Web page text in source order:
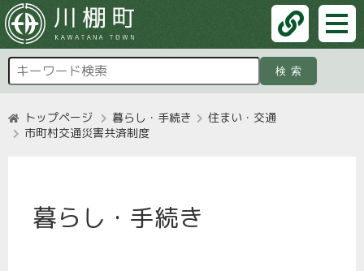
検索
トップページ 暮らし・手続き
住まい・交通
市町村交通災害共済制度
暮らし・手続き